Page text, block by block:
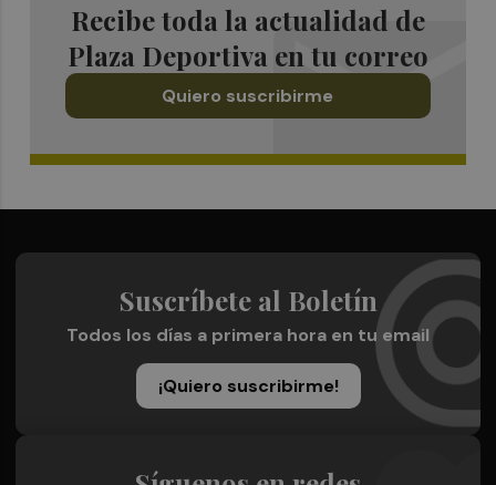
Recibe toda la actualidad de
Plaza Deportiva en tu correo
Quiero suscribirme
Suscríbete al Boletín
Todos los días a primera hora en tu email
¡Quiero suscribirme!